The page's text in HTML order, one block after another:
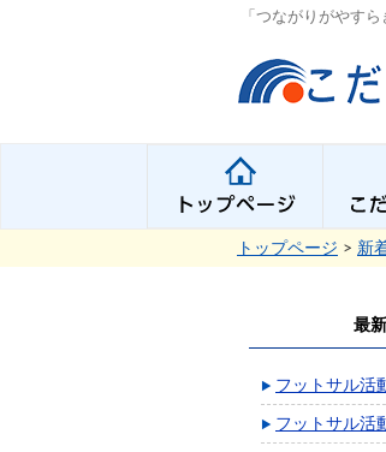
「つながりがやす
トップページ > 新
最
フットサル活
フットサル活